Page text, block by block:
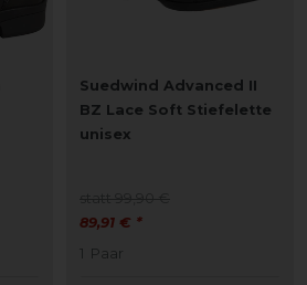
Suedwind Advanced II
BZ Lace Soft Stiefelette
unisex
89,91 € *
1 Paar